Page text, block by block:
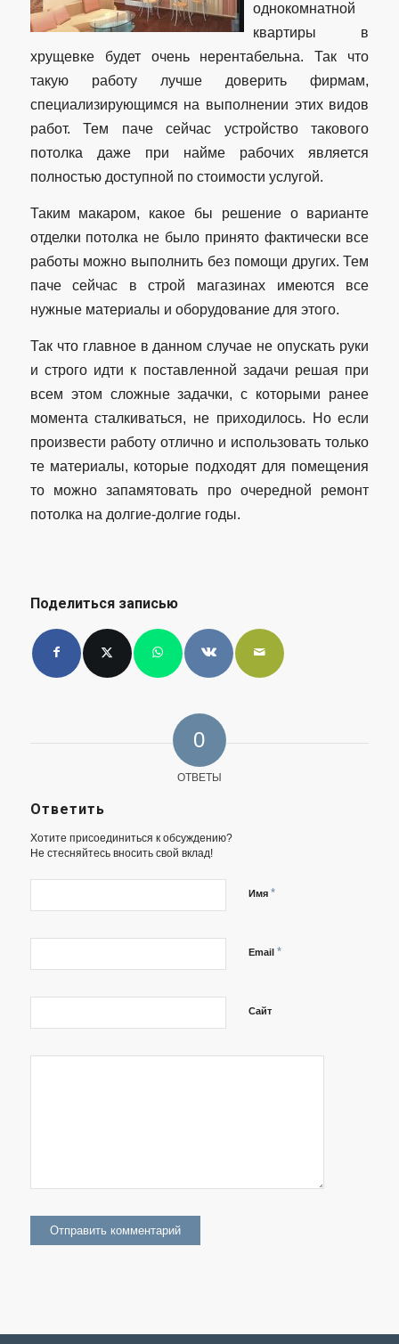
однокомнатной
квартиры в
хрущевке будет очень нерентабельна. Так что
такую работу лучше доверить фирмам,
специализирующимся на выполнении этих видов
работ. Тем паче сейчас устройство такового
потолка даже при найме рабочих является
полностью доступной по стоимости услугой.
Таким макаром, какое бы решение о варианте
отделки потолка не было принято фактически все
работы можно выполнить без помощи других. Тем
паче сейчас в строй магазинах имеются все
нужные материалы и оборудование для этого.
Так что главное в данном случае не опускать руки
и строго идти к поставленной задачи решая при
всем этом сложные задачки, с которыми ранее
момента сталкиваться, не приходилось. Но если
произвести работу отлично и использовать только
те материалы, которые подходят для помещения
то можно запамятовать про очередной ремонт
потолка на долгие-долгие годы.
Поделиться записью
0
ОТВЕТЫ
Ответить
Хотите присоединиться к обсуждению?
Не стесняйтесь вносить свой вклад!
Имя *
Email *
Сайт